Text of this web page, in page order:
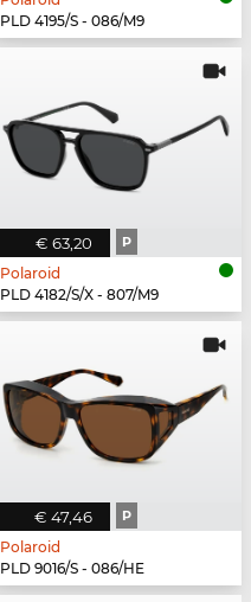
PLD 4195/S - 086/M9
€ 63,20 P
Polaroid
PLD 4182/S/X - 807/M9
€ 47,46 P
Polaroid
PLD 9016/S - 086/HE